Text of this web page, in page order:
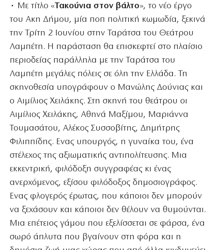
• Με τίτλο «Τακούνια στον βάλτο», το νέο έργο
του Ακη Δήμου, μία ποπ πολιτική κωμωδία, ξεκινά
την Τρίτη 2 Ιουνίου στην Ταράτσα του Θεάτρου
Λαμπέτη. Η παράσταση θα επισκεφτεί στο πλαίσιο
περιοδείας παράλληλα με την Ταράτσα του
Λαμπέτη μεγάλες πόλεις σε όλη την Ελλάδα. Τη
σκηνοθεσία υπογράφουν ο Μανώλης Δούνιας και
ο Αιμίλιος Χειλάκης. Στη σκηνή του θεάτρου οι
Αιμίλιος Χειλάκης, Αθηνά Μαξίμου, Μαριάννα
Τουμασάτου, Αλέκος Συσσοβίτης, Δημήτρης
Φιλιππίδης. Ενας υπουργός, η γυναίκα του, ένα
στέλεχος της αξιωματικής αντιπολίτευσης. Μια
εκκεντρική, φιλόδοξη συγγραφέας κι ένας
ανερχόμενος, εξίσου φιλόδοξος δημοσιογράφος.
Eνας φλογερός έρωτας, που κάποιοι δεν μπορούν
να ξεχάσουν και κάποιοι δεν θέλουν να θυμούνται.
Μια επέτειος γάμου που εξελίσσεται σε φάρσα, ένα
σωρό άπλυτα που βγαίνουν στη φόρα και η